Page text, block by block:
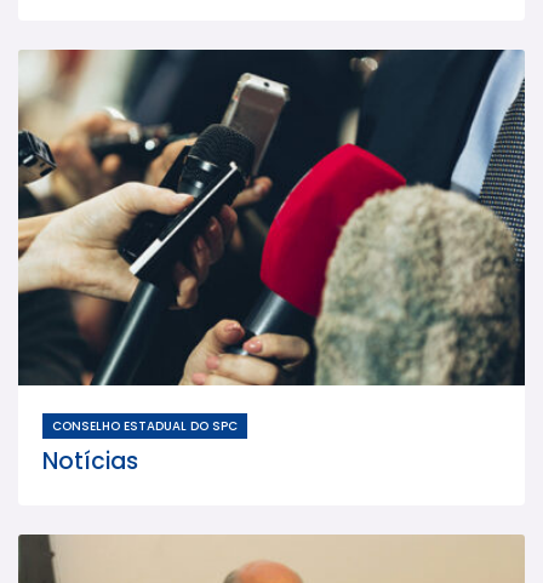
CONSELHO ESTADUAL DO SPC
Notícias